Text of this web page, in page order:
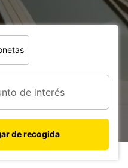
de recogida